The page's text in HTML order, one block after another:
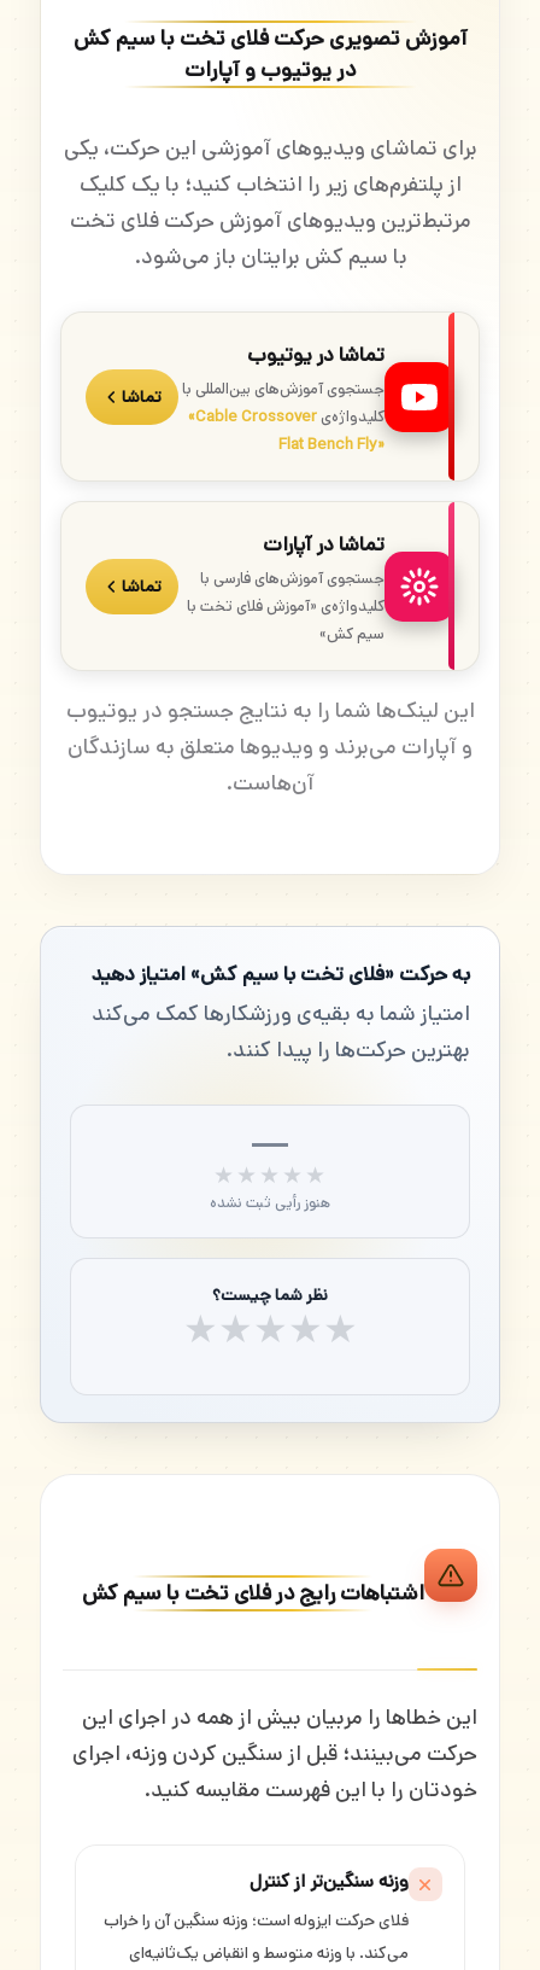
آموزش تصویری حرکت فلای تخت با سیم کش
در یوتیوب و آپارات
برای تماشای ویدیوهای آموزشی این حرکت، یکی
از پلتفرم‌های زیر را انتخاب کنید؛ با یک کلیک
مرتبط‌ترین ویدیوهای آموزش حرکت فلای تخت
با سیم کش برایتان باز می‌شود.
تماشا در یوتیوب
جستجوی آموزش‌های بین‌المللی با
کلیدواژه‌ی«Cable Crossover
Flat Bench Fly»
تماشا
تماشا در آپارات
جستجوی آموزش‌های فارسی با
کلیدواژه‌ی «آموزش فلای تخت با
سیم کش»
تماشا
این لینک‌ها شما را به نتایج جستجو در یوتیوب
و آپارات می‌برند و ویدیوها متعلق به سازندگان
آن‌هاست.
به حرکت «فلای تخت با سیم کش» امتیاز دهید
امتیاز شما به بقیه‌ی ورزشکارها کمک می‌کند
بهترین حرکت‌ها را پیدا کنند.
—
★★★★★
هنوز رأیی ثبت نشده
نظر شما چیست؟
★★★★★
اشتباهات رایج در فلای تخت با سیم کش
این خطاها را مربیان بیش از همه در اجرای این
حرکت می‌بینند؛ قبل از سنگین کردن وزنه، اجرای
خودتان را با این فهرست مقایسه کنید.
وزنه سنگین‌تر از کنترل
فلای حرکت ایزوله است؛ وزنه سنگین آن را خراب
می‌کند. با وزنه متوسط و انقباض یک‌ثانیه‌ای